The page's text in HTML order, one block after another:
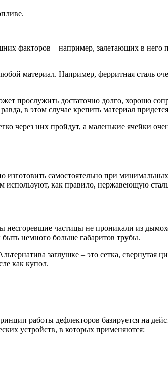
факторов – например, залетающих в
материал. Например, ферритная сталь
прослужить достаточно долго, хорошо
в этом случае крепить материал
через них пройдут, а маленькие ячейки
изготовить самостоятельно при
как правило, нержавеющую
частицы не проникали из
немного больше габаритов трубы.
заглушке – это сетка, свернутая
как купол.
работы дефлекторов базируется на
устройств, в которых применяются: